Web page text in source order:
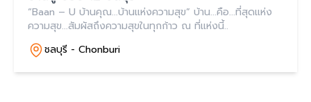
“Baan – U บ้านคุณ...บ้านแห่งความสุข” บ้าน...คือ...ที่สุดแห่ง
ความสุข...สัมผัสถึงความสุขในทุกก้าว ณ ที่แห่งนี้..
ชลบุรี - Chonburi